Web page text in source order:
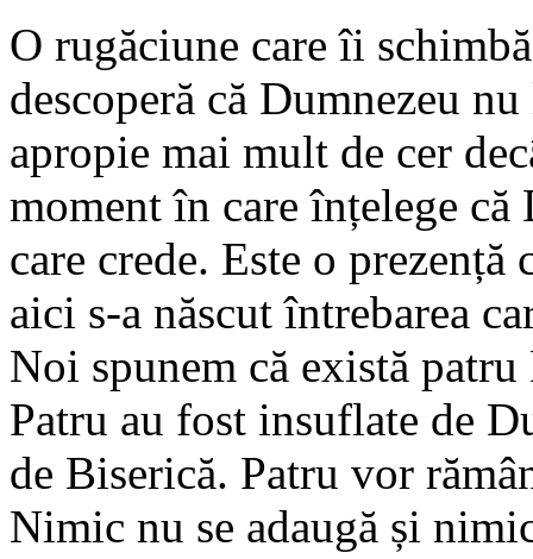
O rugăciune care îi
descoperă că Dumnezeu
apropie mai mult de cer
moment în care înțelege că
care crede. Este o
aici s-a născut întrebarea
Noi spunem că există
Patru au fost insuflate de
de Biserică. Patru vor
Nimic nu se adaugă și